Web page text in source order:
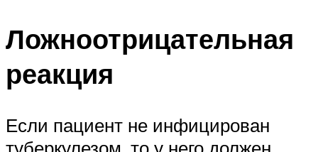
Ложноотрицательная
реакция
Если пациент не инфицирован